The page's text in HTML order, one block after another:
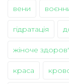
вени
гідратація
жіноче
краса